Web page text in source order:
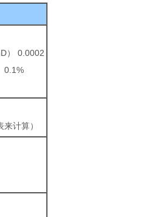
） 0.0002
0.1%
来计算）